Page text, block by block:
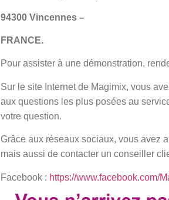
94300 Vincennes –
FRANCE.
Pour assister à une démonstration,
Sur le site Internet de Magimix, vous
aux questions les plus posées au
votre question.
Grâce aux réseaux sociaux, vous avez
mais aussi de contacter un conseiller
Facebook : https://www.facebook.com/